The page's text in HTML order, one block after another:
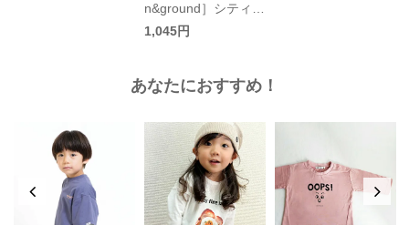
n&ground］シティプ
リントTシャツ キッ
1,045円
あなたにおすすめ！